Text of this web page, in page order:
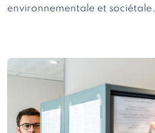
environnementale et sociétale.